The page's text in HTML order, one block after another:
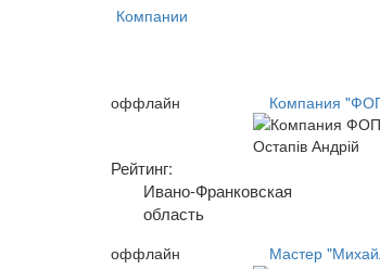
Компании
оффлайн Компания
Рейтинг:
Ивано-Франковская
область
оффлайн Мастер